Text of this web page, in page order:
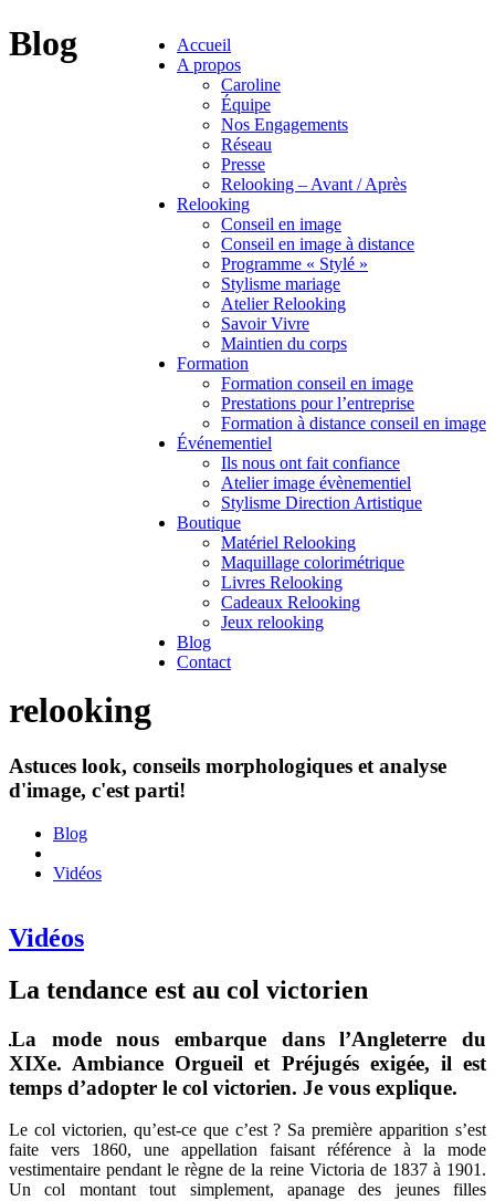
Accueil
A propos
Caroline
Équipe
Nos Engagements
Réseau
Presse
Relooking – Avant / Après
Relooking
Conseil en image
Conseil en image à distance
Programme « Stylé »
Stylisme mariage
Atelier Relooking
Savoir Vivre
Maintien du corps
Formation
Formation conseil en image
Prestations pour l’entreprise
Formation à distance conseil en image
Événementiel
Ils nous ont fait confiance
Atelier image évènementiel
Stylisme Direction Artistique
Boutique
Matériel Relooking
Maquillage colorimétrique
Livres Relooking
Cadeaux Relooking
Jeux relooking
Blog
Contact
Blog
relooking
Astuces look, conseils morphologiques et analyse
d'image, c'est parti!
Blog
Vidéos
Vidéos
La tendance est au col victorien
La mode nous embarque dans l’Angleterre du
XIXe. Ambiance Orgueil et Préjugés exigée, il est
temps d’adopter le col victorien. Je vous explique.
Le col victorien, qu’est-ce que c’est ? Sa première apparition s’est
faite vers 1860, une appellation faisant référence à la mode
vestimentaire pendant le règne de la reine Victoria de 1837 à 1901.
Un col montant tout simplement, apanage des jeunes filles